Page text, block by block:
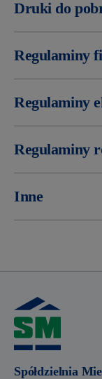
Druki do
Regulaminy
Regulaminy
Regulaminy
Inne
Spółdzielnia